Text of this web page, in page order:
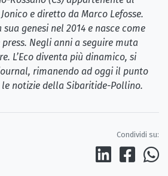
e diretto da Marco Lefosse.
genesi nel 2014 e nasce come
Negli anni a seguire muta
L’Eco diventa più dinamico, si
rimanendo ad oggi il punto
notizie della Sibaritide-Pollino.
Condividi su: